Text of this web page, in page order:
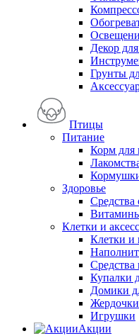
Декор
Грунты
Птицы
Питание
Корм для
Здоровье
Средства
Клетки и
Клетки и
Средства
Купалки
Домики
Игрушки
Акции